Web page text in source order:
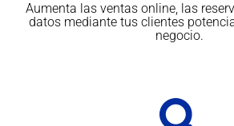
Aumenta las ventas online, las
datos mediante tus clientes
negocio.